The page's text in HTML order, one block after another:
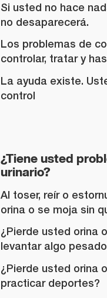
Si usted no hace
no desaparecerá.
Los problemas de
controlar, tratar y
La ayuda existe.
control
¿Tiene usted
urinario?
Al toser, reír o
orina o se moja sin
¿Pierde usted orina
levantar algo
¿Pierde usted orina
practicar deportes?